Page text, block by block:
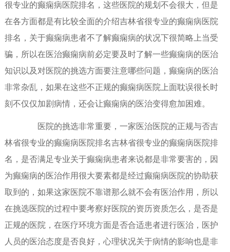
很专业的癫痫病医院排名，这些医院的规划不会很大，但是
在各方面都是有比较全面的介绍吉林省很专业的癫痫病医院
排名，关于癫痫病患者不了解癫痫病的状况下很简略上当受
骗，所以在医治癫痫病前必定要及时了解一些癫痫病的医治
知识以及对医院的挑选方面要注意哪些问题，癫痫病的医治
非常杂乱，如果在这些不正规的癫痫病医院上面耽误很长时
刻不仅仅加剧病情，还会让癫痫病的医治变得愈加困难。
医院的挑选非常重要，一家医治医院的正规与否吉
林省很专业的癫痫病医院排名吉林省很专业的癫痫病医院排
名，是否满足专业关于癫痫病患者来说都是非常要害的，因
为癫痫病的医治作用很大要素都是经过癫痫病医院的协助获
取到的，如果这家医院不靠谱那么就不会有医治作用，所以
在挑选医院的过程中要考察好医院的资历资质怎么，是否是
正规的医院，在医疗环境方面是否合适患者进行医治，医护
人员的医治态度是否良好，心理状况关于病情的影响也是非